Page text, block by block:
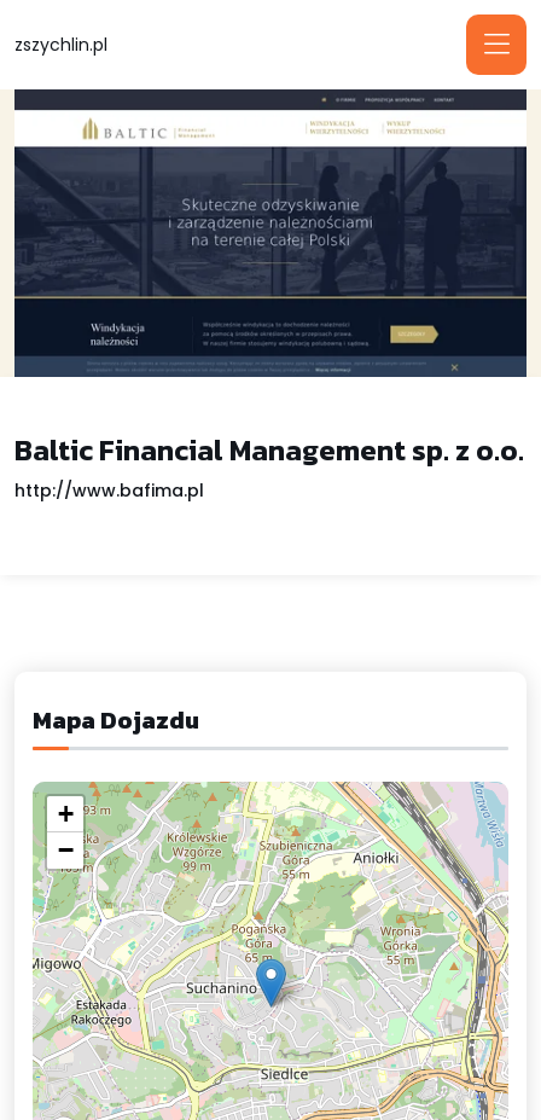
zszychlin.pl
Baltic Financial Management sp. z o.o.
http://www.bafima.pl
Mapa Dojazdu
+
−